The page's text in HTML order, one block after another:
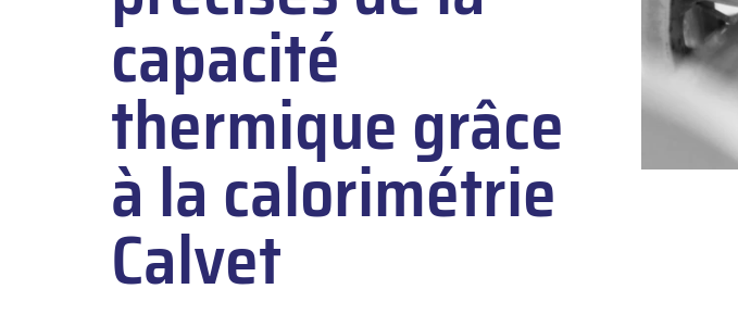
capacité
thermique grâce
à la calorimétrie
Calvet